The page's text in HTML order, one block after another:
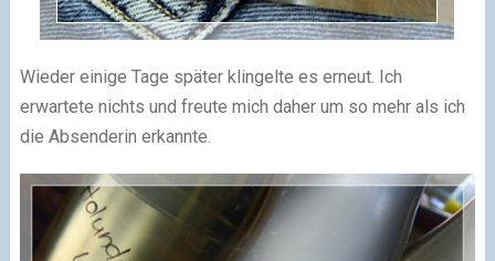
Wieder einige Tage später klingelte es erneut. Ich
erwartete nichts und freute mich daher um so mehr als ich
die Absenderin erkannte.